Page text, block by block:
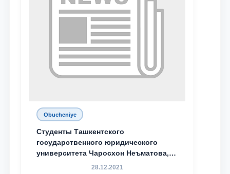
Obucheniye
Студенты Ташкентского
государственного юридического
университета Чаросхон Неъматова,
Севдо Хакимходжаева, Анбарой
28.12.2021